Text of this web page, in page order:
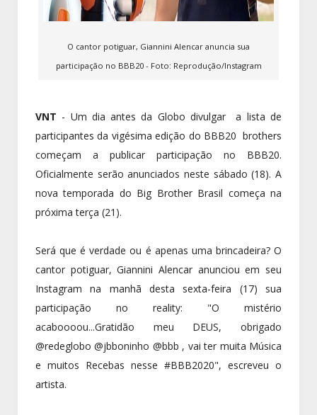
O cantor potiguar, Giannini Alencar anuncia sua
participação no BBB20 - Foto: Reprodução/Instagram
VNT - Um dia antes da Globo divulgar a lista de
participantes da vigésima edição do BBB20 brothers
começam a publicar participação no BBB20.
Oficialmente serão anunciados neste sábado (18). A
nova temporada do Big Brother Brasil começa na
próxima terça (21).
Será que é verdade ou é apenas uma brincadeira? O
cantor potiguar, Giannini Alencar anunciou em seu
Instagram na manhã desta sexta-feira (17) sua
participação no reality: "O mistério
acaboooou...Gratidão meu DEUS, obrigado
@redeglobo @jbboninho @bbb , vai ter muita Música
e muitos Recebas nesse #BBB2020", escreveu o
artista.